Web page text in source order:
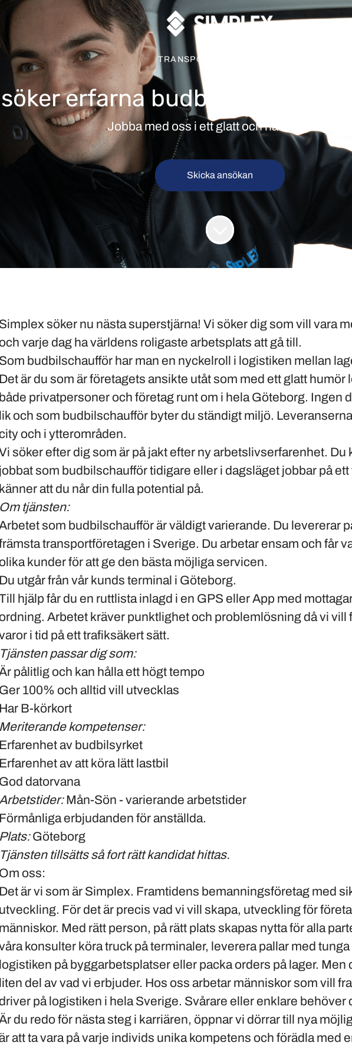
TRANSPORT
erfarna
Jobba med oss i ett glatt och härligt gäng!
Skicka ansökan
Simplex söker nu nästa superstjärna! Vi söker dig som vill vara
varje dag ha världens roligaste arbetsplats att gå till.
Som budbilschaufför har man en nyckelroll i logistiken mellan
Det är du som är företagets ansikte utåt som med ett glatt humör
både privatpersoner och företag runt om i hela Göteborg. Ingen
lik och som budbilschaufför byter du ständigt miljö.
och i ytterområden.
söker efter dig som är på jakt efter ny arbetslivserfarenhet. Du
jobbat som budbilschaufför tidigare eller i dagsläget jobbar på
känner att du når din fulla potential på.
Om tjänsten:
som budbilschaufför är väldigt varierande. Du levererar
transportföretagen i Sverige. Du arbetar ensam och får
kunder för att ge den bästa möjliga servicen.
Du utgår från vår kunds terminal i Göteborg.
hjälp får du en ruttlista inlagd i en GPS eller App med
Arbetet kräver punktlighet och problemlösning då vi vill
i tid på ett trafiksäkert sätt.
Tjänsten passar dig som:
pålitlig och kan hålla ett högt tempo
Ger 100% och alltid vill utvecklas
Har B-körkort
Meriterande kompetenser:
Erfarenhet av budbilsyrket
Erfarenhet av att köra lätt lastbil
God datorvana
Arbetstider:Mån-Sön - varierande arbetstider
Förmånliga erbjudanden för anställda.
Plats:Göteborg
Tjänsten tillsätts så fort rätt kandidat hittas.
Om oss:
Det är vi som är Simplex. Framtidens bemanningsföretag med
utveckling. För det är precis vad vi vill skapa, utveckling för
människor. Med rätt person, på rätt plats skapas nytta för alla
konsulter köra truck på terminaler, leverera pallar med
logistiken på byggarbetsplatser eller packa orders på lager. Men
liten del av vad vi erbjuder. Hos oss arbetar människor som vill
på logistiken i hela Sverige. Svårare eller enklare behöver
du redo för nästa steg i karriären, öppnar vi dörrar till nya
att ta vara på varje individs unika kompetens och förädla med